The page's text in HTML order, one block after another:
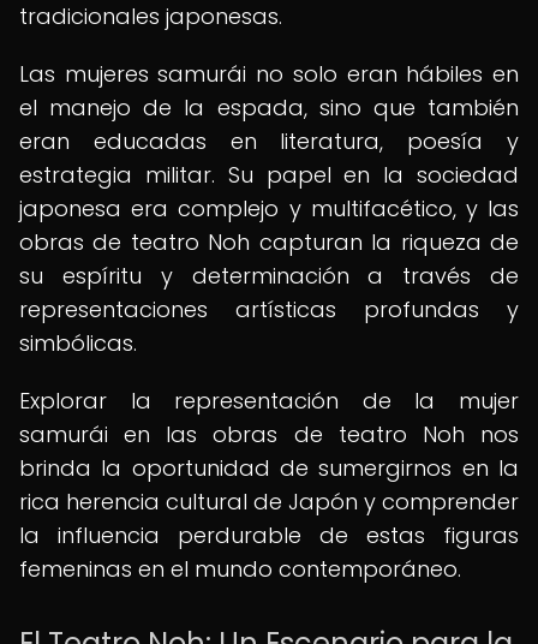
tradicionales japonesas.
Las mujeres samurái no solo eran hábiles en
el manejo de la espada, sino que también
eran educadas en literatura, poesía y
estrategia militar. Su papel en la sociedad
japonesa era complejo y multifacético, y las
obras de teatro Noh capturan la riqueza de
su espíritu y determinación a través de
representaciones artísticas profundas y
simbólicas.
Explorar la representación de la mujer
samurái en las obras de teatro Noh nos
brinda la oportunidad de sumergirnos en la
rica herencia cultural de Japón y comprender
la influencia perdurable de estas figuras
femeninas en el mundo contemporáneo.